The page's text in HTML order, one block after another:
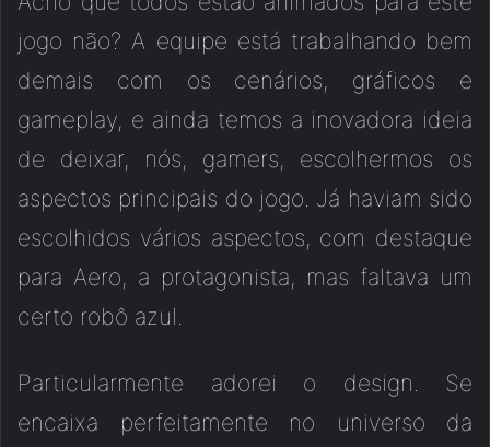
jogo não? A equipe está trabalhando bem
demais com os cenários, gráficos e
gameplay, e ainda temos a inovadora ideia
de deixar, nós, gamers, escolhermos os
aspectos principais do jogo. Já haviam sido
escolhidos vários aspectos, com destaque
para Aero, a protagonista, mas faltava um
certo robô azul.
Particularmente adorei o design. Se
encaixa perfeitamente no universo da